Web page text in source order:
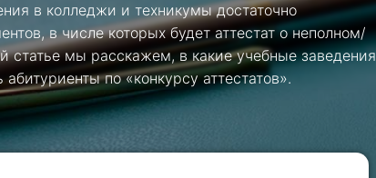
в колледжи и техникумы достаточно
в числе которых будет аттестат о неполном/
статье мы расскажем, в какие учебные заведения
по «конкурсу аттестатов».